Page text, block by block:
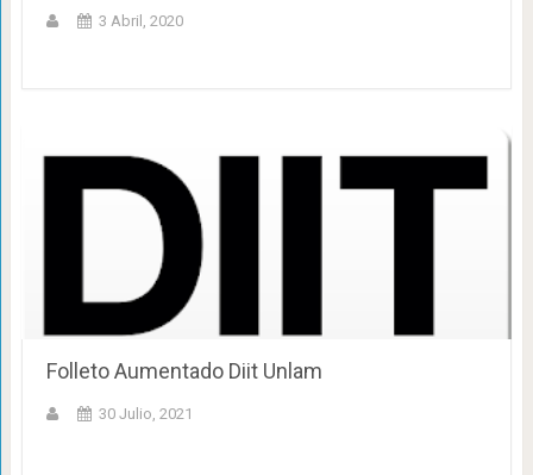
3 Abril, 2020
Folleto Aumentado Diit Unlam
30 Julio, 2021